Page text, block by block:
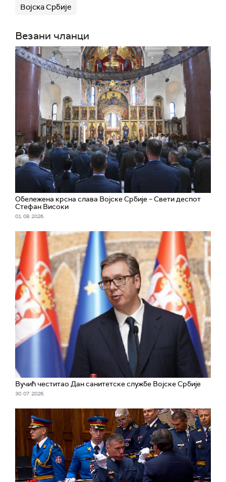
Војска Србије
Везани чланци
Обележена крсна слава Војске Србије – Свети деспот
Стефан Високи
01. 08. 2026.
Вучић честитао Дан санитетске службе Војске Србије
30. 07. 2026.